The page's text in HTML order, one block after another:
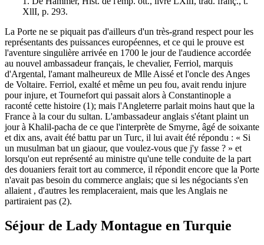
XllI, p. 293.
La Porte ne se piquait pas d'ailleurs d'un très-grand respect pour les
représentants des puissances européennes, et ce qui le prouve est
l'aventure singulière arrivée en 1700 le jour de l'audience accordée
au nouvel ambassadeur français, le chevalier, Ferriol, marquis
d'Argental, l'amant malheureux de Mlle Aissé et l'oncle des Anges
de Voltaire. Ferriol, exalté et même un peu fou, avait rendu injure
pour injure, et Tournefort qui passait alors à Constantinople a
raconté cette histoire (1); mais l'Angleterre parlait moins haut que la
France à la cour du sultan. L'ambassadeur anglais s'étant plaint un
jour à Khalil-pacha de ce que l'interprète de Smyrne, âgé de soixante
et dix ans, avait été battu par un Turc, il lui avait été répondu : « Si
un musulman bat un giaour, que voulez-vous que j'y fasse ? » et
lorsqu'on eut représenté au ministre qu'une telle conduite de la part
des douaniers ferait tort au commerce, il répondit encore que la Porte
n'avait pas besoin du commerce anglais; que si les négociants s'en
allaient , d'autres les remplaceraient, mais que les Anglais ne
partiraient pas (2).
Séjour de Lady Montague en Turquie